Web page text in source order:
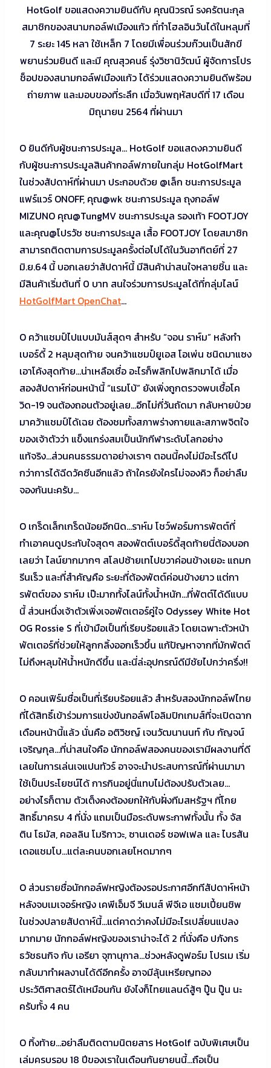
HotGolf ขอแสดงความยินดีกับ คุณนิวรณ์ รงครัตนะกุล
สมาชิกของสนามกอล์ฟเมืองแก้ว ที่ทำโฮลอินวันได้ในหลุมที่
7 ระยะ 145 หลา ใช้เหล็ก 7 โดยมีเพื่อนร่วมก๊วนเป็นสักขี
พยานร่วมยินดี และมี คุณสุวคนธ์ รุ่งวิชานิวัฒน์ ผู้จัดการโปร
ช็อปของสนามกอล์ฟเมืองแก้ว ได้ร่วมแสดงความยินดีพร้อม
ถ่ายภาพ และมอบของที่ระลึก เมื่อวันพฤหัสบดีที่ 17 เดือน
มิถุนายน 2564 ที่ผ่านมา
O ยินดีกับผู้ชนะการประมูล… HotGolf ขอแสดงความยินดี
กับผู้ชนะการประมูลสินค้ากอล์ฟภายในกลุ่ม HotGolfMart
ในช่วงสัปดาห์ที่ผ่านมา ประกอบด้วย @เล็ก ชนะการประมูล
แฟร์แวร์ ONOFF, คุณ@wk ชนะการประมูล ถุงกอล์ฟ
MIZUNO คุณ@TungMV ชนะการประมูล รองเท้า FOOTJOY
และคุณ@โปรวัช ชนะการประมูล เสื้อ FOOTJOY โดยสมาชิก
สามารถติดตามการประมูลครั้งต่อไปได้ในวันอาทิตย์ที่ 27
มิ.ย.64 นี้ บอกเลยว่าสัปดาห์นี้ มีสินค้าน่าสนใจหลายชิ้น และ
มีสินค้าเริ่มต้นที่ 0 บาท สนใจร่วมการประมูลได้ที่กลุ่มไลน์
HotGolfMart OpenChat…
O คว้าแชมป์ไปแบบมันส์สุดๆ สำหรับ “จอน ราห์ม” หลังทำ
เบอร์ดี้ 2 หลุมสุดท้าย จนคว้าแชมป์ยูเอส โอเพ่น ชนิดมาแซง
เอาโค้งสุดท้าย…น่าเหลือเชื่อ อะไรก็พลิกไปพลิกมาได้ เมื่อ
สองสัปดาห์ก่อนหน้านี้ “แรมโบ้” ยังเพิ่งถูกตรวจพบเชื้อโค
วิด-19 จนต้องถอนตัวอยู่เลย…อีกไม่กี่วันถัดมา กลับหายป่วย
มาคว้าแชมป์ได้เฉย ต้องชมทั้งสภาพร่างกายและสภาพจิตใจ
ของเจ้าตัวว่า แข็งแกร่งสมเป็นนักกีฬาระดับโลกอย่าง
แท้จริง…ส่วนคนธรรมดาอย่างเราๆ ตอนนี้คงไม่มีอะไรดีไป
กว่าการได้ฉีดวัคซีนอีกแล้ว ถ้าใครยังใครไม่จองคิว ก็อย่าลืม
จองกันนะครับ…
O เกร็ดเล็กเกร็ดน้อยอีกนิด…ราห์ม โชว์ฟอร์มการพัตต์ที่
ทำเอาคนดูประทับใจสุดๆ สองพัตต์เบอร์ดี้สุดท้ายนี่ต้องบอก
เลยว่า ไลน์ยากมากๆ สโลปซ้ายเทไปขวาค่อนข้างเยอะ แถมก
รีนเร็ว และที่สำคัญคือ ระยะที่ต้องพัตต์ค่อนข้างยาว แต่กา
รพัตต์ของ ราห์ม เป๊ะมากทั้งไลน์ทั้งน้ำหนัก…ที่พัตต์ได้ดีแบบ
นี้ ส่วนหนึ่งเจ้าตัวเพิ่งเจอพัตเตอร์คู่ใจ Odyssey White Hot
OG Rossie S ที่เข้ามือเป็นที่เรียบร้อยแล้ว โดยเฉพาะตัวหน้า
พัตเตอร์ที่ช่วยให้ลูกกลิ้งออกเร็วขึ้น แก้ปัญหาจากที่มักพัตต์
ไม่ถึงหลุมให้น้ำหนักดีขึ้น และนี่ล่ะอุปกรณ์ดีมีชัยไปกว่าครึ่ง!!
O คอนเฟิร์มชื่อเป็นที่เรียบร้อยแล้ว สำหรับสองนักกอล์ฟไทย
ที่ได้สิทธิ์เข้าร่วมการแข่งขันกอล์ฟโอลิมปิกเกมส์ที่จะเปิดฉาก
เดือนหน้านี้แล้ว นั่นคือ อติวิชญ์ เจนวัฒนานนท์ กับ กัญจน์
เจริญกุล…ที่น่าสนใจคือ นักกอล์ฟสองคนของเรามีผลงานที่ดี
เลยในการเล่นเจแปนทัวร์ อาจจะนำประสบการณ์ที่ผ่านมามา
ใช้เป็นประโยชน์ได้ การกินอยู่นี่แทบไม่ต้องปรับตัวเลย…
อย่างไรก็ตาม ตัวเต็งคงต้องยกให้กับฝั่งทีมสหรัฐฯ ที่โกย
สิทธิ์มาครบ 4 ที่นั่ง แถมเป็นมือระดับพระกาฬทั้งนั้น ทั้ง จัส
ติน โธมัส, คอลลิน โมริกาวะ, ซานเดอร์ ชอฟเฟล และ ไบรสัน
เดอแชมโบ…แต่ละคนบอกเลยโหดมากๆ
O ส่วนรายชื่อนักกอล์ฟหญิงต้องรอประกาศอีกทีสัปดาห์หน้า
หลังจบเมเจอร์หญิง เคพีเอ็มจี วีเมนส์ พีจีเอ แชมเปี้ยนชิพ
ในช่วงปลายสัปดาห์นี้…แต่คาดว่าคงไม่มีอะไรเปลี่ยนแปลง
มากมาย นักกอล์ฟหญิงของเราน่าจะได้ 2 ที่นั่งคือ ปภังกร
ธวัชธนกิจ กับ เอรียา จุฑานุกาล…ช่วงหลังดูฟอร์ม โปรเม เริ่ม
กลับมาทำผลงานได้ดีอีกครั้ง อาจมีลุ้นเหรียญทอง
ประวัติศาสตร์ได้เหมือนกัน ยังไงก็ไทยแลนด์สู้ๆ ปู๊น ปู๊น นะ
ครับทั้ง 4 คน
O ทิ้งท้าย…อย่าลืมติดตามนิตยสาร HotGolf ฉบับพิเศษเป็น
เล่มครบรอบ 18 ปีของเราในเดือนกันยายนนี้…ถือเป็น